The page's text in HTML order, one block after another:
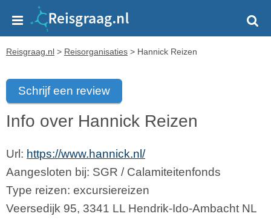
Reisgraag.nl > Reisorganisaties > Hannick Reizen
Schrijf een review
Info over Hannick Reizen
Url: https://www.hannick.nl/
Aangesloten bij: SGR / Calamiteitenfonds
Type reizen: excursiereizen
Veersedijk 95, 3341 LL Hendrik-Ido-Ambacht NL